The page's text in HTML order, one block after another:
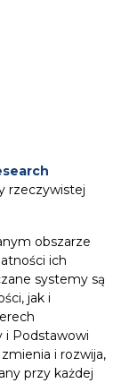
rzeczywistej
obszarze
ich
systemy są
jak i
i Podstawowi
i rozwija,
przy każdej